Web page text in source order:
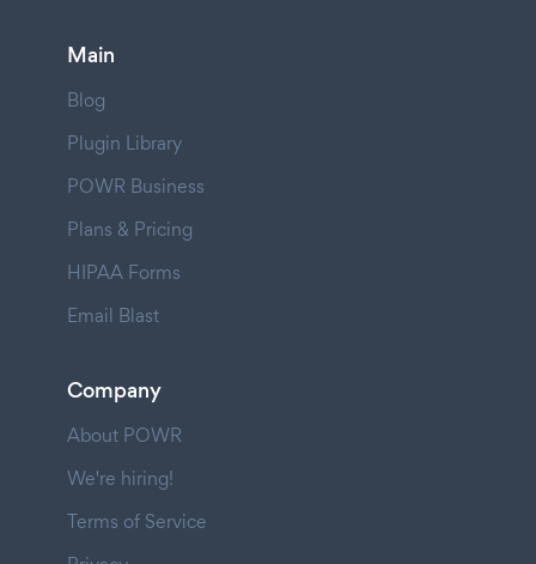
Main
Blog
Plugin Library
POWR Business
Plans & Pricing
HIPAA Forms
Email Blast
Company
About POWR
We're hiring!
Terms of Service